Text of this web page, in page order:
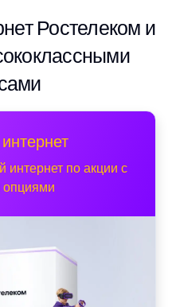
Ростелеком и
по акции с